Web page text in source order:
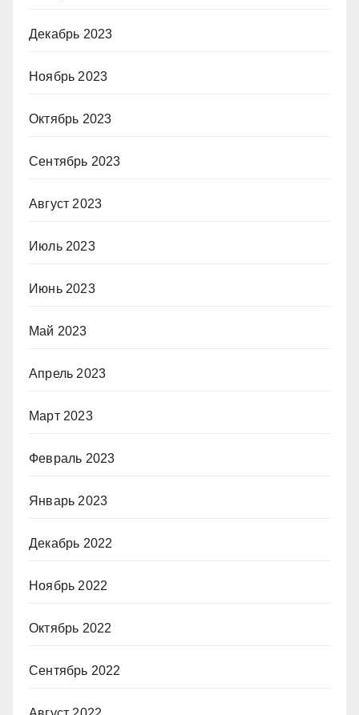
Декабрь 2023
Ноябрь 2023
Октябрь 2023
Сентябрь 2023
Август 2023
Июль 2023
Июнь 2023
Май 2023
Апрель 2023
Март 2023
Февраль 2023
Январь 2023
Декабрь 2022
Ноябрь 2022
Октябрь 2022
Сентябрь 2022